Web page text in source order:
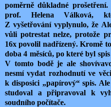
poměrně důkladné
prof. Helena Válková,
Z vyšetřování vyplynulo, že
vůli potrestat nelze, protože
16x povolil nadřízený. Kromě
doba 4 měsíců, po které byl
V tomto bodě je ale
nesmí vydat rozhodnutí ve
k disposici „papírový“ spis.
studoval a připravoval k
soudního počítače.